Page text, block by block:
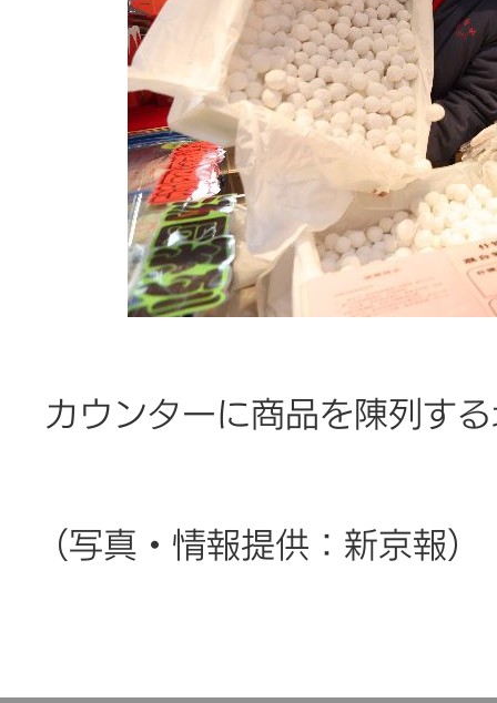
カウンターに商品を陳列す
（写真・情報提供：新京報）